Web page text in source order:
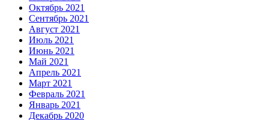
Октябрь 2021
Сентябрь 2021
Август 2021
Июль 2021
Июнь 2021
Май 2021
Апрель 2021
Март 2021
Февраль 2021
Январь 2021
Декабрь 2020